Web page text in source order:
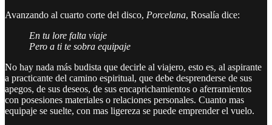
Avanzando al cuarto corte del disco, Porcelana, Rosalía dice:
En tu lore falta viaje
Pero a ti te sobra equipaje
No hay nada más budista que decirle al viajero, esto es, al aspirante
a practicante del camino espiritual, que debe desprenderse de sus
apegos, de sus deseos, de sus encaprichamientos o aferramientos
con posesiones materiales o relaciones personales. Cuanto mas
equipaje se suelte, con mas ligereza se puede emprender el vuelo.